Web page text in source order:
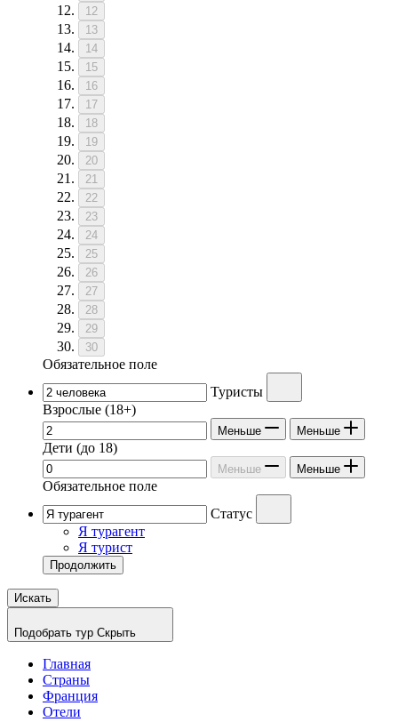
12
13
14
15
16
17
18
19
20
21
22
23
24
25
26
27
28
29
30
Обязательное поле
Туристы
Взрослые (18+)
Меньше Меньше
Дети (до 18)
Меньше Меньше
Обязательное поле
Статус
Я турагент
Я турист
Продолжить
Искать
Подобрать тур Скрыть
Главная
Страны
Франция
Отели